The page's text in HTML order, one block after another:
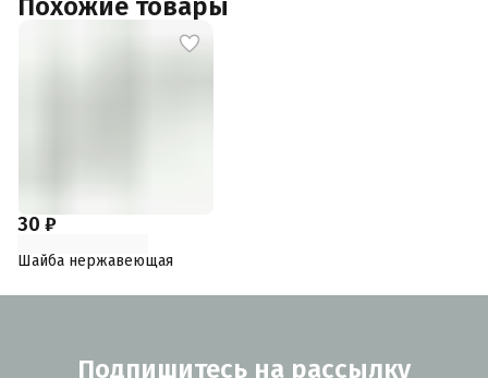
Похожие товары
30 ₽
Шайба нержавеющая
Подпишитесь на рассылку